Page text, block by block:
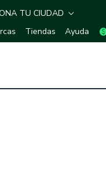
Construcción
TU CIUDAD
Tiendas Ayuda
Herramientas, Equipos y